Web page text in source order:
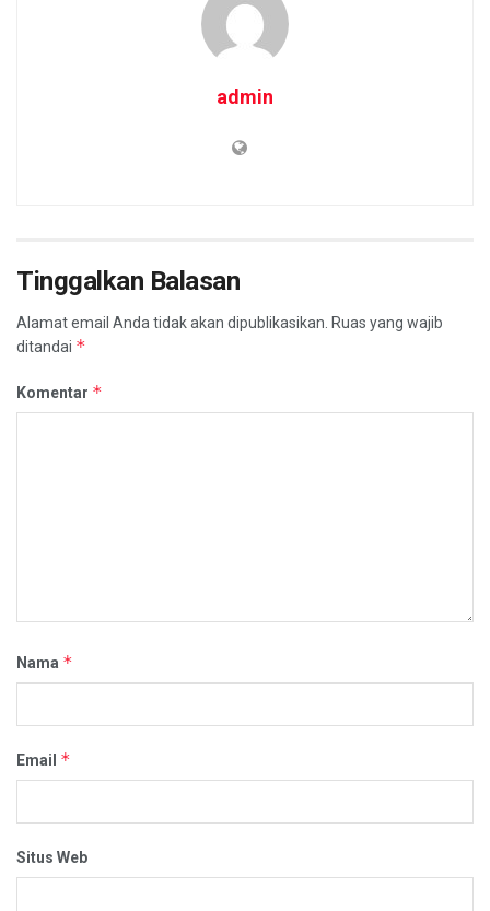
admin
Tinggalkan Balasan
Alamat email Anda tidak akan dipublikasikan. Ruas yang wajib
ditandai *
Komentar *
Nama *
Email *
Situs Web